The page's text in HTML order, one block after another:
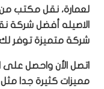
لعمارة، نقل مكتب
الاصيله أفضل شركة
شركة متميزة توفر
اتصل الأن واحصل
مميزات كثيرة جدا